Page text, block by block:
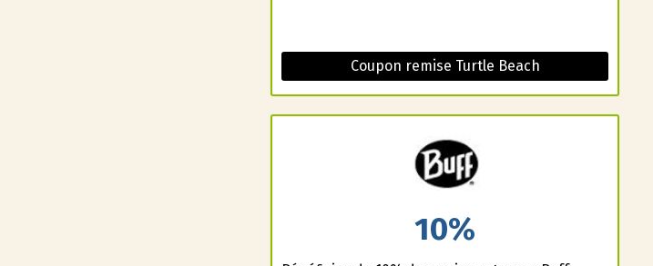
Coupon remise Turtle Beach
10%